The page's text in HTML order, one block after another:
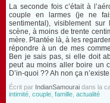
La seconde fois c’était à
couple en larmes (je ne
sentimental), visiblement
scène, à moins de trente
mère. Plantée là, à les
répondre à un de mes
Ben je sais pas, si elle doit
peut au moins aller boire un
D’in-quoi ?? Ah non ça
Écrit par IndianSamourai dans la
intimité couple famille actualité